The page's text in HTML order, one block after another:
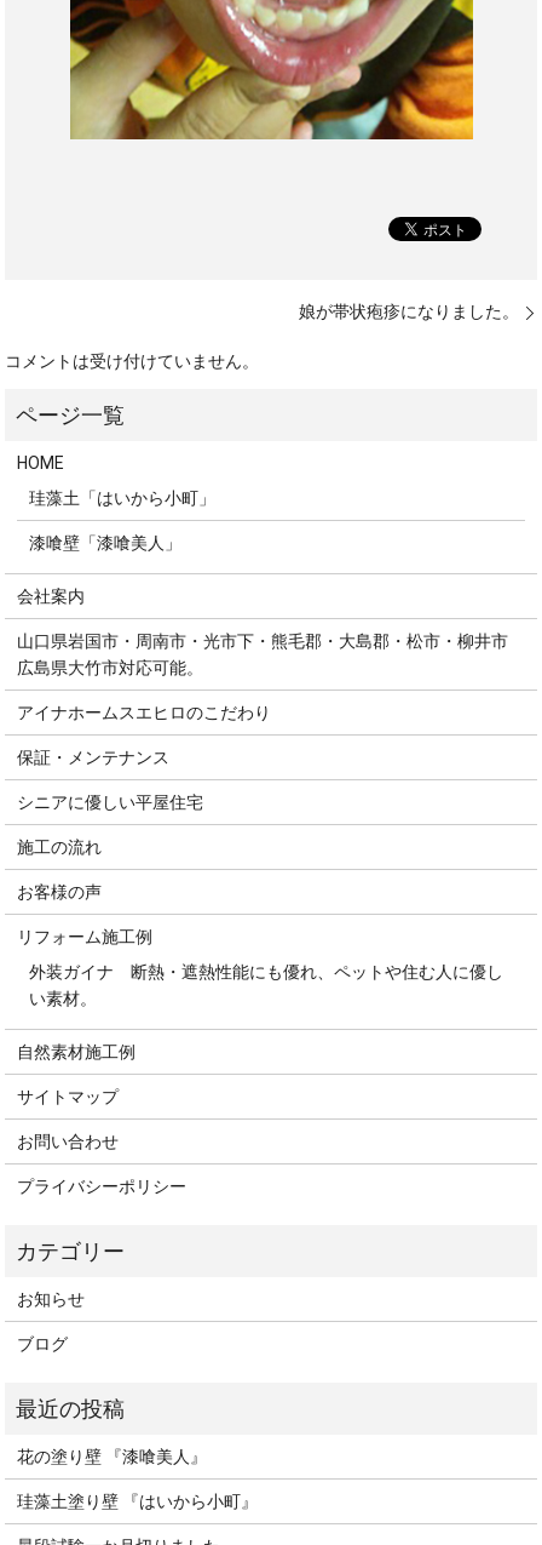
娘が帯状疱疹になりました。
コメントは受け付けていません。
HOME
珪藻土「はいから小町」
漆喰壁「漆喰美人」
会社案内
山口県岩国市・周南市・光市下・熊毛郡・大島郡・松市・柳井市
広島県大竹市対応可能。
アイナホームスエヒロのこだわり
保証・メンテナンス
シニアに優しい平屋住宅
施工の流れ
お客様の声
リフォーム施工例
外装ガイナ 断熱・遮熱性能にも優れ、ペットや住む人に優し
い素材。
自然素材施工例
サイトマップ
お問い合わせ
プライバシーポリシー
お知らせ
ブログ
花の塗り壁 『漆喰美人』
珪藻土塗り壁 『はいから小町』